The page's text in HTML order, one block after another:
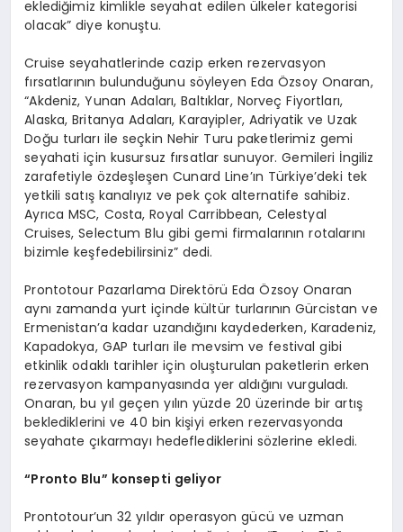
eklediğimiz kimlikle seyahat edilen ülkeler kategorisi
olacak” diye konuştu.
Cruise seyahatlerinde cazip erken rezervasyon
fırsatlarının bulunduğunu söyleyen Eda Özsoy Onaran,
“Akdeniz, Yunan Adaları, Baltıklar, Norveç Fiyortları,
Alaska, Britanya Adaları, Karayipler, Adriyatik ve Uzak
Doğu turları ile seçkin Nehir Turu paketlerimiz gemi
seyahati için kusursuz fırsatlar sunuyor. Gemileri İngiliz
zarafetiyle özdeşleşen Cunard Line’ın Türkiye’deki tek
yetkili satış kanalıyız ve pek çok alternatife sahibiz.
Ayrıca MSC, Costa, Royal Carribbean, Celestyal
Cruises, Selectum Blu gibi gemi firmalarının rotalarını
bizimle keşfedebilirsiniz” dedi.
Prontotour Pazarlama Direktörü Eda Özsoy Onaran
aynı zamanda yurt içinde kültür turlarının Gürcistan ve
Ermenistan’a kadar uzandığını kaydederken, Karadeniz,
Kapadokya, GAP turları ile mevsim ve festival gibi
etkinlik odaklı tarihler için oluşturulan paketlerin erken
rezervasyon kampanyasında yer aldığını vurguladı.
Onaran, bu yıl geçen yılın yüzde 20 üzerinde bir artış
beklediklerini ve 40 bin kişiyi erken rezervasyonda
seyahate çıkarmayı hedeflediklerini sözlerine ekledi.
“Pronto Blu” konsepti geliyor
Prontotour’un 32 yıldır operasyon gücü ve uzman